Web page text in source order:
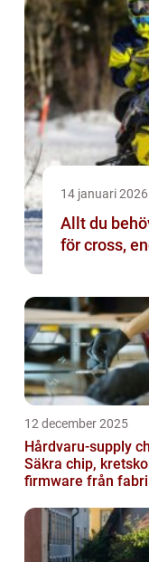
14 januari 2026
Allt du
för cross,
12 december 2025
Hårdvaru-supply
Säkra chip,
firmware från